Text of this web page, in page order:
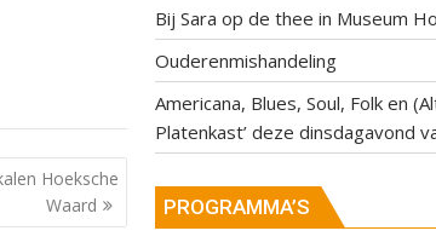
Hoeksche
Waard
Bij Sara op de thee in Museum
Ouderenmishandeling
Americana, Blues, Soul, Folk en
Platenkast’ deze dinsdagavond
PROGRAMMA’S